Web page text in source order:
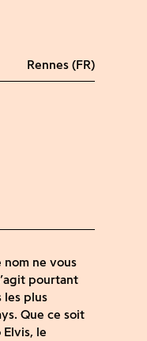
Rennes (FR)
nom ne vous
pourtant
les plus
Que ce soit
Elvis, le